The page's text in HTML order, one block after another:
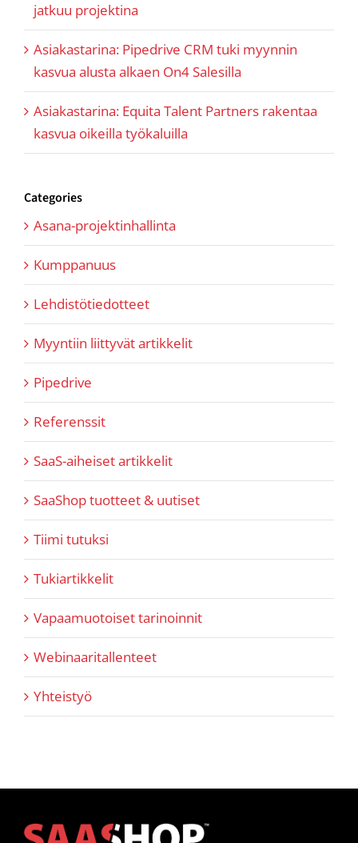
jatkuu projektina
Asiakastarina: Pipedrive CRM tuki myynnin
kasvua alusta alkaen On4 Salesilla
Asiakastarina: Equita Talent Partners rakentaa
kasvua oikeilla työkaluilla
Categories
Asana-projektinhallinta
Kumppanuus
Lehdistötiedotteet
Myyntiin liittyvät artikkelit
Pipedrive
Referenssit
SaaS-aiheiset artikkelit
SaaShop tuotteet & uutiset
Tiimi tutuksi
Tukiartikkelit
Vapaamuotoiset tarinoinnit
Webinaaritallenteet
Yhteistyö